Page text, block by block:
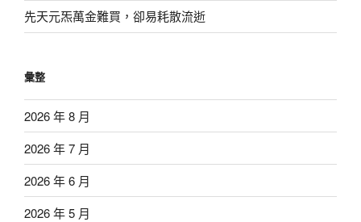
先天元炁萬金難買，卻易耗散流逝
彙整
2026 年 8 月
2026 年 7 月
2026 年 6 月
2026 年 5 月